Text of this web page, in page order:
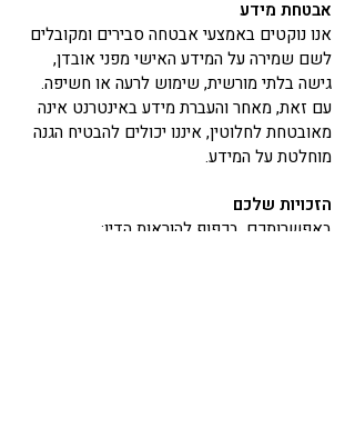
אבטחת מידע
אנו נוקטים באמצעי אבטחה סבירים ומקובלים
לשם שמירה על המידע האישי מפני אובדן,
גישה בלתי מורשית, שימוש לרעה או חשיפה.
עם זאת, מאחר והעברת מידע באינטרנט אינה
מאובטחת לחלוטין, איננו יכולים להבטיח הגנה
מוחלטת על המידע.
הזכויות שלכם
באפשרותכם, בכפוף להוראות הדין: